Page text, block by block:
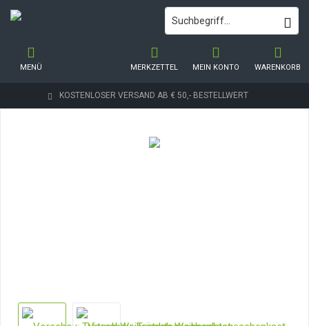
KOSTENLOSER VERSAND AB € 50,- BESTELLWERT
WARENKORB
MERKZETTEL MEIN KONTO
MENÜ